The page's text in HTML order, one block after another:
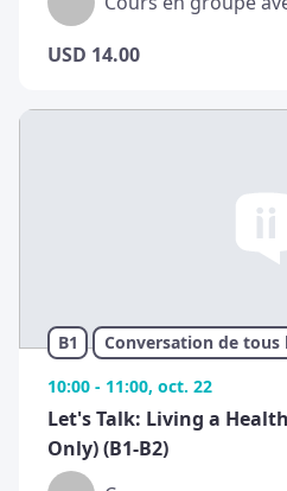
USD 14.00
B1
Conversation de tous
10:00 - 11:00, oct. 22
Let's Talk: Living a
Only) (B1-B2)